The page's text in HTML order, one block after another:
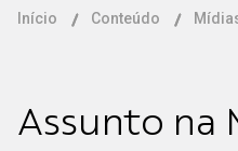
Início Conteúdo
Assunto na